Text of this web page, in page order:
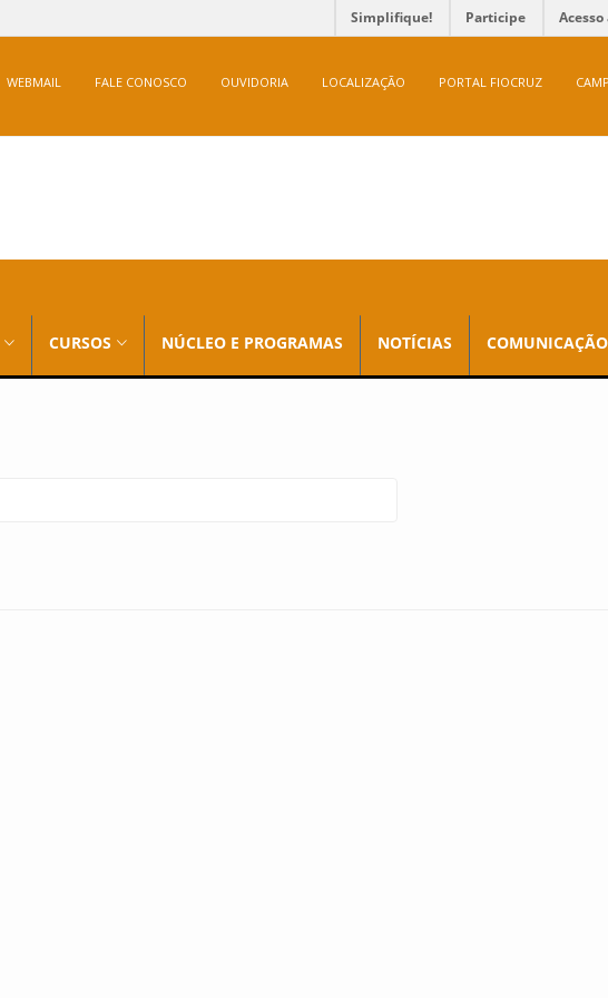
Simplifique! Participe
WEBMAIL FALE CONOSCO OUVIDORIA LOCALIZAÇÃO PORTAL FIOCRUZ
CURSOS NÚCLEO E PROGRAMAS NOTÍCIAS COMUNICAÇÃO